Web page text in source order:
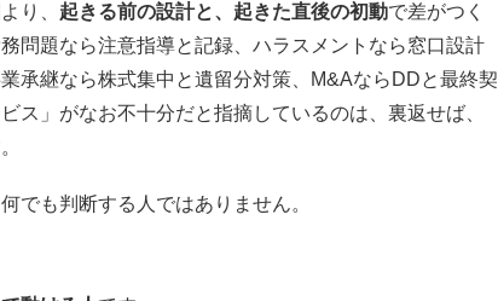
り、 起きる前の設計と、起きた直後の初動で差がつく
問題なら注意指導と記録、ハラスメントなら窓口設計
承継なら株式集中と遺留分対策、M&AならDDと最終契
ス」がなお不十分だと指摘しているのは、裏返せば、
でも判断する人ではありません。